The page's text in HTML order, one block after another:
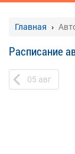
Главная
Расписание
05 авг